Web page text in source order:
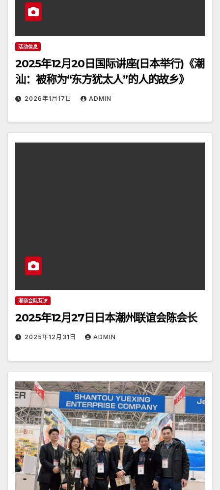
活动信息
2025年12月20日国际讲座(日本举行)《潮
汕：被称为“东方犹太人”的人的故乡》
2026年1月17日 ADMIN
潮商会际互访
2025年12月27日日本潮州联谊会陈会长
2025年12月31日 ADMIN